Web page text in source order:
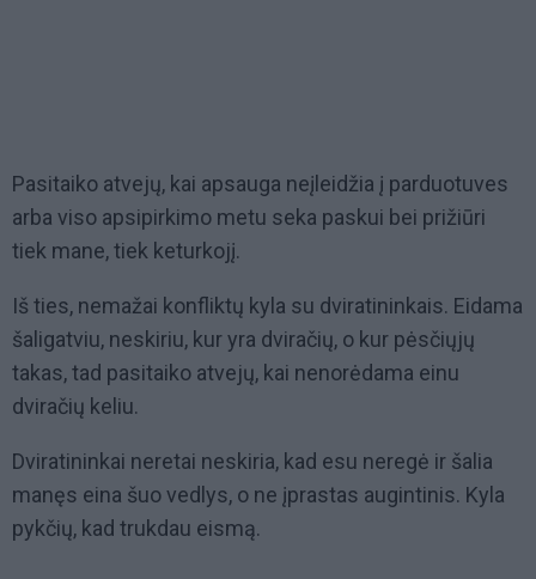
Pasitaiko atvejų, kai apsauga neįleidžia į parduotuves
arba viso apsipirkimo metu seka paskui bei prižiūri
tiek mane, tiek keturkojį.
Iš ties, nemažai konfliktų kyla su dviratininkais. Eidama
šaligatviu, neskiriu, kur yra dviračių, o kur pėsčiųjų
takas, tad pasitaiko atvejų, kai nenorėdama einu
dviračių keliu.
Dviratininkai neretai neskiria, kad esu neregė ir šalia
manęs eina šuo vedlys, o ne įprastas augintinis. Kyla
pykčių, kad trukdau eismą.